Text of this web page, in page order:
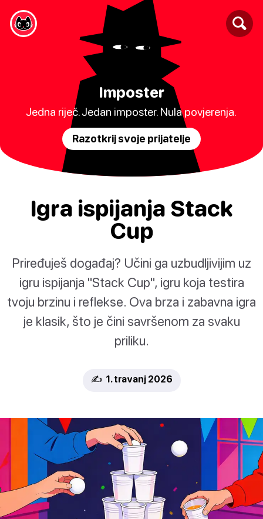
Imposter
Jedna riječ. Jedan imposter. Nula povjerenja.
Razotkrij svoje prijatelje
Igra ispijanja Stack
Cup
Priređuješ događaj? Učini ga uzbudljivijim uz
igru ispijanja "Stack Cup", igru koja testira
tvoju brzinu i reflekse. Ova brza i zabavna igra
je klasik, što je čini savršenom za svaku
priliku.
✍️ 1. travanj 2026